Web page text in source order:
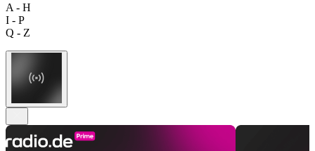
A - H
I - P
Q - Z